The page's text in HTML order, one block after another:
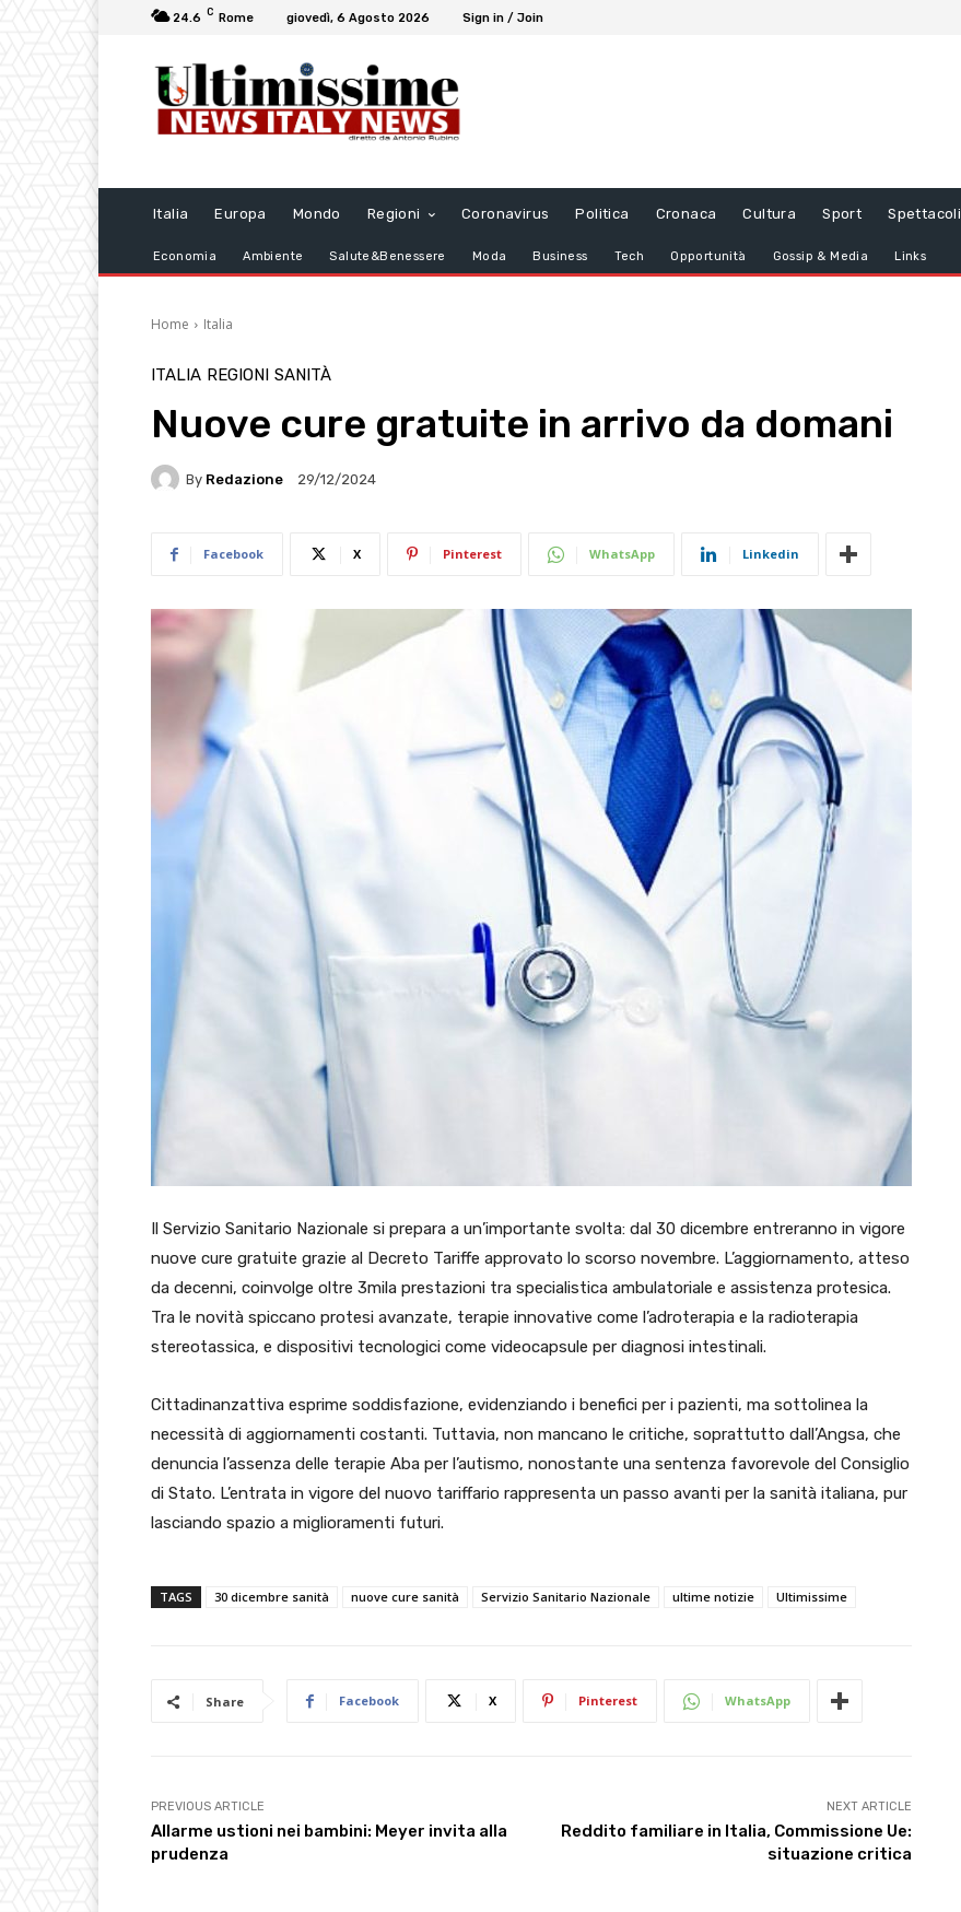
24.6 C Rome giovedì, 6 Agosto 2026 Sign in / Join
Italia Europa Mondo Regioni Coronavirus Politica Cronaca Cultura Sport Spettacoli
Economia Ambiente Salute&Benessere Moda Business Tech Opportunità Gossip & Media Links
Home Italia
ITALIA REGIONI SANITÀ
Nuove cure gratuite in arrivo da domani
By Redazione 29/12/2024
Facebook X Pinterest WhatsApp Linkedin
Il Servizio Sanitario Nazionale si prepara a un’importante svolta: dal 30 dicembre entreranno in vigore
nuove cure gratuite grazie al Decreto Tariffe approvato lo scorso novembre. L’aggiornamento, atteso
da decenni, coinvolge oltre 3mila prestazioni tra specialistica ambulatoriale e assistenza protesica.
Tra le novità spiccano protesi avanzate, terapie innovative come l’adroterapia e la radioterapia
stereotassica, e dispositivi tecnologici come videocapsule per diagnosi intestinali.
Cittadinanzattiva esprime soddisfazione, evidenziando i benefici per i pazienti, ma sottolinea la
necessità di aggiornamenti costanti. Tuttavia, non mancano le critiche, soprattutto dall’Angsa, che
denuncia l’assenza delle terapie Aba per l’autismo, nonostante una sentenza favorevole del Consiglio
di Stato. L’entrata in vigore del nuovo tariffario rappresenta un passo avanti per la sanità italiana, pur
lasciando spazio a miglioramenti futuri.
TAGS 30 dicembre sanità nuove cure sanità Servizio Sanitario Nazionale ultime notizie Ultimissime
Share Facebook X Pinterest WhatsApp
PREVIOUS ARTICLE
Allarme ustioni nei bambini: Meyer invita alla
prudenza
NEXT ARTICLE
Reddito familiare in Italia, Commissione Ue:
situazione critica